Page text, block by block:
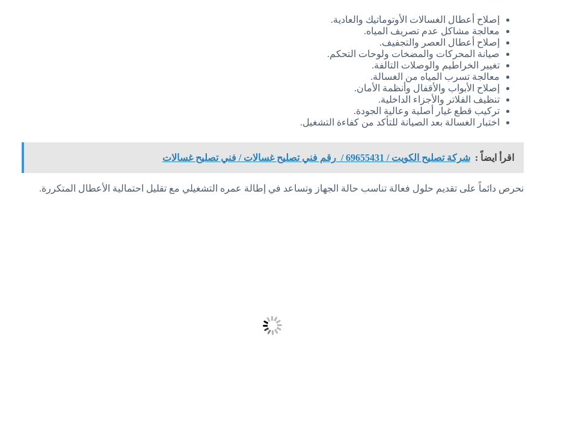
إصلاح أعطال الغسالات الأوتوماتيك والعادية.
معالجة مشاكل عدم تصريف المياه.
إصلاح أعطال العصر والتجفيف.
صيانة المحركات والمضخات ولوحات التحكم.
تغيير الخراطيم والوصلات التالفة.
معالجة تسرب المياه من الغسالة.
إصلاح الأبواب والأقفال وأنظمة الأمان.
تنظيف الفلاتر والأجزاء الداخلية.
تركيب قطع غيار أصلية وعالية الجودة.
اختبار الغسالة بعد الصيانة للتأكد من كفاءة التشغيل.
اقرأ ايضاً : شركة تصليح الكويت / 69655431 / رقم فني تصليح غسالات / فني تصليح غسالات
نحرص دائماً على تقديم حلول فعالة تناسب حالة الجهاز وتساعد في إطالة عمره التشغيلي مع تقليل احتمالية الأعطال المتكررة.